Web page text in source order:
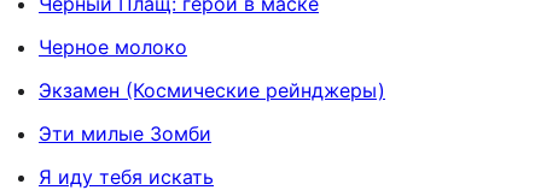
Черное молоко
Экзамен (Космические рейнджеры)
Эти милые Зомби
Я иду тебя искать